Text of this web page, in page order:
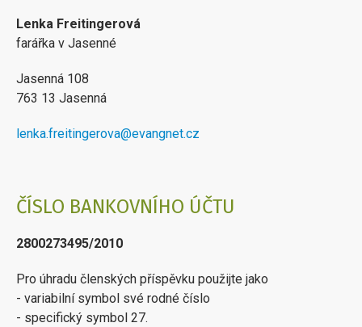
Lenka Freitingerová
farářka v Jasenné
Jasenná 108
763 13 Jasenná
lenka.freitingerova@evangnet.cz
ČÍSLO BANKOVNÍHO ÚČTU
2800273495/2010
Pro úhradu členských příspěvku použijte jako
- variabilní symbol své rodné číslo
- specifický symbol 27.